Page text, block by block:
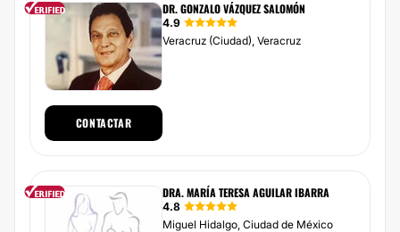
DR. GONZALO VÁZQUEZ SALOMÓN
4.9
Veracruz (Ciudad), Veracruz
CONTACTAR
DRA. MARÍA TERESA AGUILAR IBARRA
4.8
Miguel Hidalgo, Ciudad de México